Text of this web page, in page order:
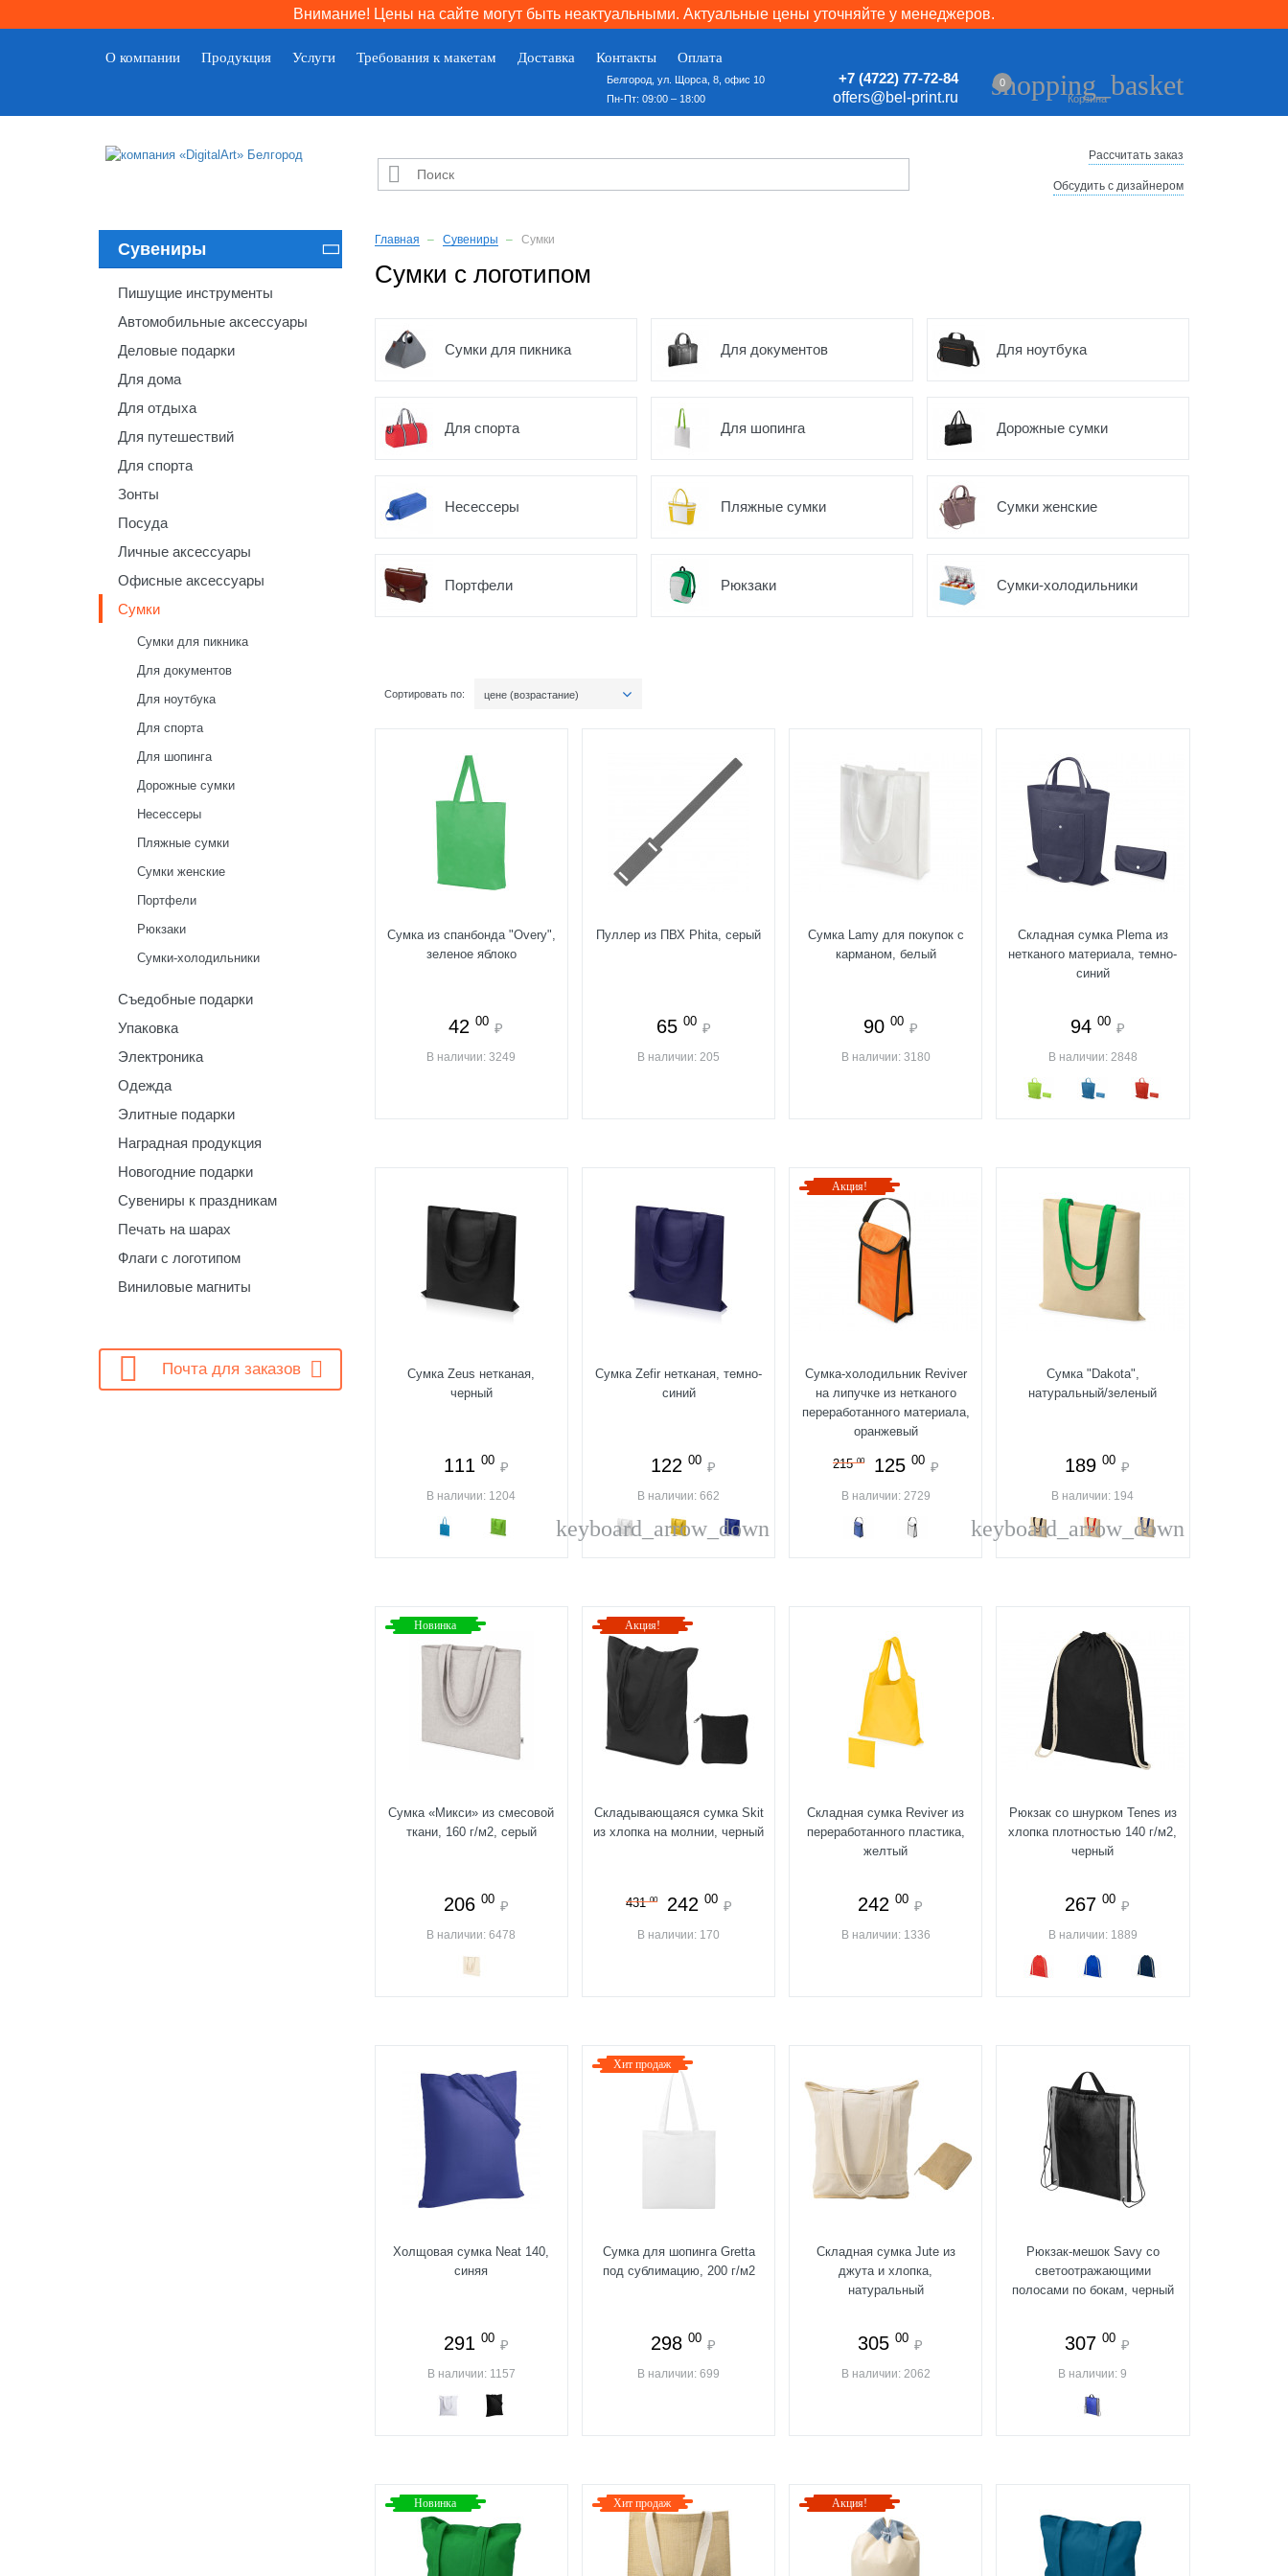
Внимание! Цены на сайте могут быть неактуальными. Актуальные цены уточняйте у менеджеров.
О компании Продукция Услуги Требования к макетам Доставка Контакты Оплата
Белгород, ул. Щорса, 8, офис 10
Пн-Пт: 09:00 – 18:00
+7 (4722) 77-72-84
offers@bel-print.ru
shopping_basket
Корзина
0

Рассчитать заказ
Обсудить с дизайнером
Сувениры 
Пишущие инструменты
Автомобильные аксессуары
Деловые подарки
Для дома
Для отдыха
Для путешествий
Для спорта
Зонты
Посуда
Личные аксессуары
Офисные аксессуары
Сумки
Сумки для пикника
Для документов
Для ноутбука
Для спорта
Для шопинга
Дорожные сумки
Несессеры
Пляжные сумки
Сумки женские
Портфели
Рюкзаки
Сумки-холодильники
Съедобные подарки
Упаковка
Электроника
Одежда
Элитные подарки
Наградная продукция
Новогодние подарки
Сувениры к праздникам
Печать на шарах
Флаги с логотипом
Виниловые магниты
 Почта для заказов
Главная Сувениры Сумки
Сумки с логотипом
Сумки для пикника Для документов Для ноутбука
Для спорта Для шопинга Дорожные сумки
Несессеры Пляжные сумки Сумки женские
Портфели Рюкзаки Сумки-холодильники
Сортировать по: цене (возрастание)
Сумка из спанбонда "Overy",
зеленое яблоко
42 00 ₽
В наличии: 3249
Пуллер из ПВХ Phita, серый
65 00 ₽
В наличии: 205
Сумка Lamy для покупок с
карманом, белый
90 00 ₽
В наличии: 3180
Складная сумка Plema из
нетканого материала, темно-
синий
94 00 ₽
В наличии: 2848
Сумка Zeus нетканая,
черный
111 00 ₽
В наличии: 1204
Сумка Zefir нетканая, темно-
синий
122 00 ₽
В наличии: 662
keyboard_arrow_down
Акция!
Сумка-холодильник Reviver
на липучке из нетканого
переработанного материала,
оранжевый
215 00 125 00 ₽
В наличии: 2729
Сумка "Dakota",
натуральный/зеленый
189 00 ₽
В наличии: 194
keyboard_arrow_down
Новинка
Сумка «Микси» из смесовой
ткани, 160 г/м2, серый
206 00 ₽
В наличии: 6478
Акция!
Складывающаяся сумка Skit
из хлопка на молнии, черный
431 00 242 00 ₽
В наличии: 170
Складная сумка Reviver из
переработанного пластика,
желтый
242 00 ₽
В наличии: 1336
Рюкзак со шнурком Tenes из
хлопка плотностью 140 г/м2,
черный
267 00 ₽
В наличии: 1889
Холщовая сумка Neat 140,
синяя
291 00 ₽
В наличии: 1157
Хит продаж
Сумка для шопинга Gretta
под сублимацию, 200 г/м2
298 00 ₽
В наличии: 699
Складная сумка Jute из
джута и хлопка,
натуральный
305 00 ₽
В наличии: 2062
Рюкзак-мешок Savy со
светоотражающими
полосами по бокам, черный
307 00 ₽
В наличии: 9
Новинка Хит продаж Акция!